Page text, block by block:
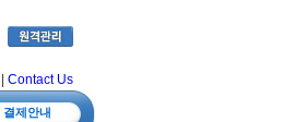
Contact Us
결제안내